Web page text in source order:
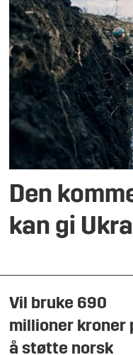
Den
kan gi
Vil bruke 690
millioner kroner
å støtte norsk